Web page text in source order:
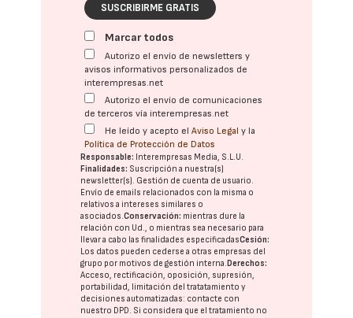
SUSCRIBIRME GRATIS
Marcar todos
Autorizo el envío de newsletters y
avisos informativos personalizados de
interempresas.net
Autorizo el envío de comunicaciones
de terceros vía interempresas.net
He leído y acepto elAviso Legal y la
Política de Protección de Datos
Responsable: Interempresas Media, S.L.U.
Finalidades: Suscripción a nuestra(s)
newsletter(s). Gestión de cuenta de usuario.
Envío de emails relacionados con la misma o
relativos a intereses similares o
asociados.Conservación: mientras dure la
relación con Ud., o mientras sea necesario para
llevar a cabo las finalidades especificadasCesión:
Los datos pueden cederse a otras empresas del
grupo por motivos de gestión interna.Derechos:
Acceso, rectificación, oposición, supresión,
portabilidad, limitación del tratatamiento y
decisiones automatizadas: contacte con
nuestro DPD. Si considera que el tratamiento no